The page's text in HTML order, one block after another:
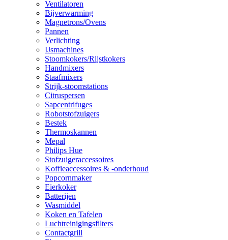
Ventilatoren
Bijverwarming
Magnetrons/Ovens
Pannen
Verlichting
IJsmachines
Stoomkokers/Rijstkokers
Handmixers
Staafmixers
Strijk-stoomstations
Citruspersen
Sapcentrifuges
Robotstofzuigers
Bestek
Thermoskannen
Mepal
Philips Hue
Stofzuigeraccessoires
Koffieaccessoires & -onderhoud
Popcornmaker
Eierkoker
Batterijen
Wasmiddel
Koken en Tafelen
Luchtreinigingsfilters
Contactgrill